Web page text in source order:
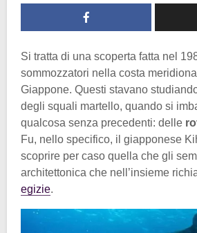
Si tratta di una scoperta fatta nel
sommozzatori nella costa
Giappone. Questi stavano
degli squali martello, quando si
qualcosa senza precedenti: delle
Fu, nello specifico, il giapponese
scoprire per caso quella che gli
architettonica che nell’insieme
egizie.